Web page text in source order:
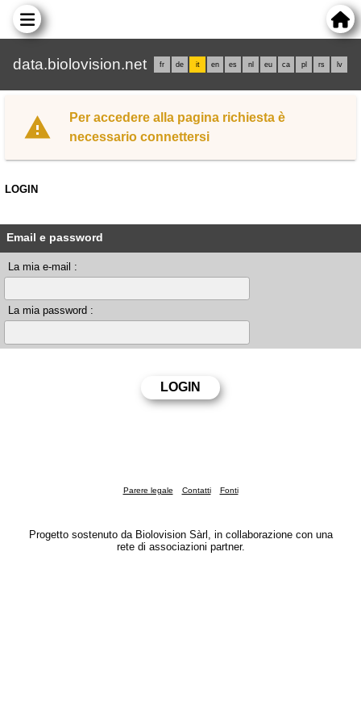
data.biolovision.net fr de it en es nl eu ca pl rs lv
Per accedere alla pagina richiesta è
necessario connettersi
LOGIN
Email e password
La mia e-mail :
La mia password :
Parere legale Contatti Fonti
Progetto sostenuto da Biolovision Sàrl, in collaborazione con una
rete di associazioni partner.